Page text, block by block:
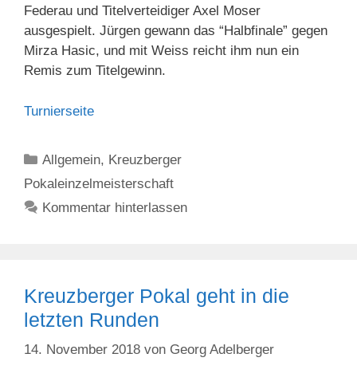
Federau und Titelverteidiger Axel Moser
ausgespielt. Jürgen gewann das “Halbfinale” gegen
Mirza Hasic, und mit Weiss reicht ihm nun ein
Remis zum Titelgewinn.
Turnierseite
Kategorien
Allgemein, Kreuzberger
Pokaleinzelmeisterschaft
Kommentar hinterlassen
Kreuzberger Pokal geht in die
letzten Runden
14. November 2018 von Georg Adelberger